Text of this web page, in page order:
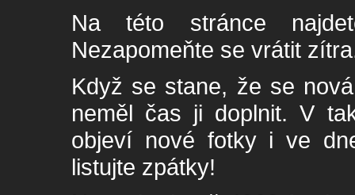
Na této stránce
Nezapomeňte se vrátit
Když se stane, že se
neměl čas ji doplnit. V
objeví nové fotky i ve
listujte zpátky!